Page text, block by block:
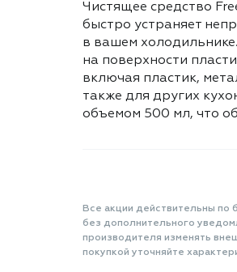
Чистящее средство
быстро устраняет
в вашем
на поверхности
включая пластик,
также для других
объемом 500 мл, что
Все акции действительны по
без дополнительного
производителя изменять
покупкой уточняйте